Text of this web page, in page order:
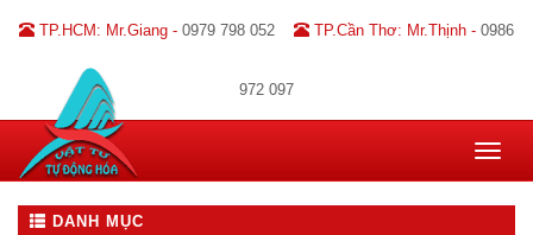
TP.HCM: Mr.Giang - 0979 798 052 TP.Cần Thơ: Mr.Thịnh - 0986
972 097
Toggle
DANH MỤC